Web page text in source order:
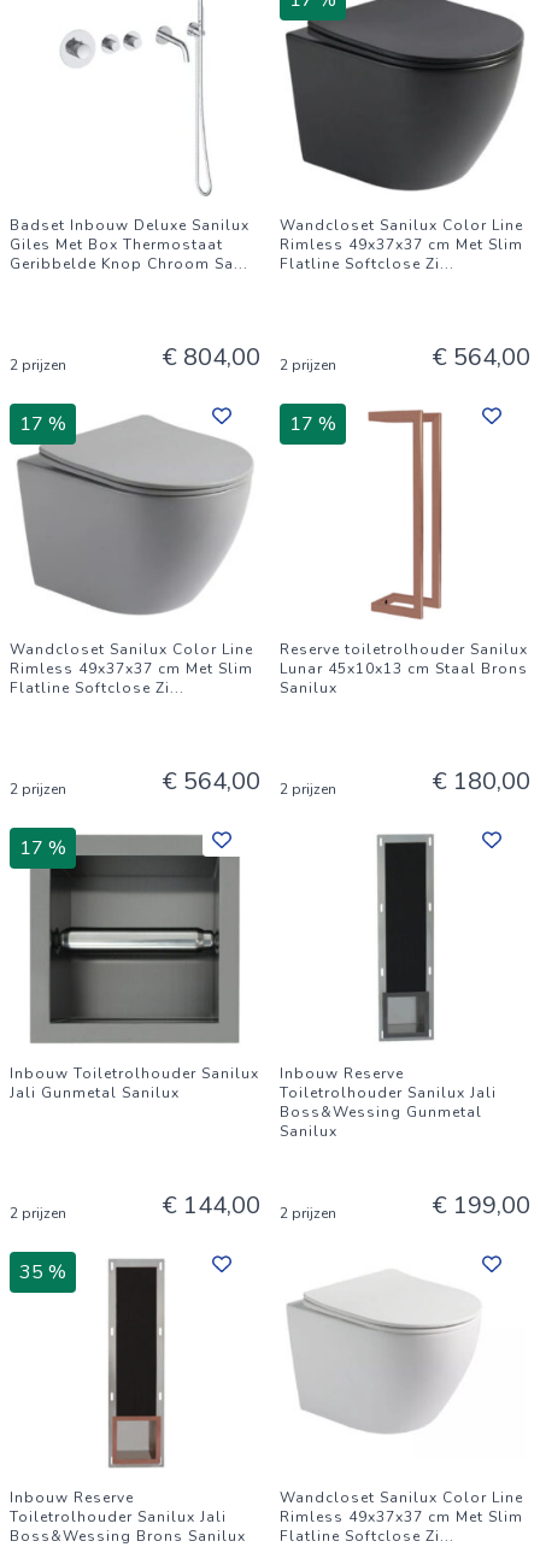
Badset Inbouw Deluxe Sanilux
Giles Met Box Thermostaat
Geribbelde Knop Chroom Sa...
2 prijzen € 804,00
Wandcloset Sanilux Color Line
Rimless 49x37x37 cm Met Slim
Flatline Softclose Zi...
2 prijzen € 564,00
17 %
Wandcloset Sanilux Color Line
Rimless 49x37x37 cm Met Slim
Flatline Softclose Zi...
2 prijzen € 564,00
17 %
Reserve toiletrolhouder Sanilux
Lunar 45x10x13 cm Staal Brons
Sanilux
2 prijzen € 180,00
17 %
Inbouw Toiletrolhouder Sanilux
Jali Gunmetal Sanilux
2 prijzen € 144,00
Inbouw Reserve
Toiletrolhouder Sanilux Jali
Boss&Wessing Gunmetal
Sanilux
2 prijzen € 199,00
35 %
Inbouw Reserve
Toiletrolhouder Sanilux Jali
Boss&Wessing Brons Sanilux
Wandcloset Sanilux Color Line
Rimless 49x37x37 cm Met Slim
Flatline Softclose Zi...